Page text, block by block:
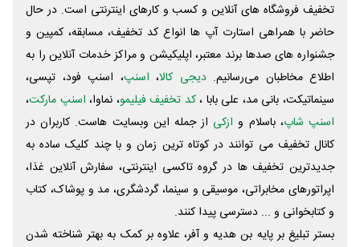
تخفیف فروشگاه های آنلاین و کسب و‌ کارهای اینترنتی است. در حال
حاضر با همراهی استارت آپ ها انواع کد تخفیف، مسابقه، کمپین و
جشنواره های صدها برند معتبر، اپلیکیشن و مراکز خدمات آنلاین را به
اطلاع مخاطبان می‌رسانیم. دیجی کالا، اسنپ، اسنپ فود، تپسی،
سینماتیکت، بانی مد، علی‌ بابا ،کد تخفیف فیلیمو، نماوا، اسنپ مارکت،
اسنپ شاپ، باسلام و ازکی از جمله این وبسایت ‌هاست. کاربران در
کانال تخفیف می توانند در کوتاه ترین زمان و با چند کلیک ساده به
جدیدترین تخفیف ها در گروه تاکسی اینترنتی، سفارش آنلاین غذا،
اپراتورهای مخابراتی، موسیقی و سینما، گردشگری، مد و پوشاک، کتاب
و کتابخوانی و ... دسترسی پیدا کنند.
بستر تبلیغ بر پایه بن هدیه و آفر، علاوه بر کمک به بهتر شناخته شدن